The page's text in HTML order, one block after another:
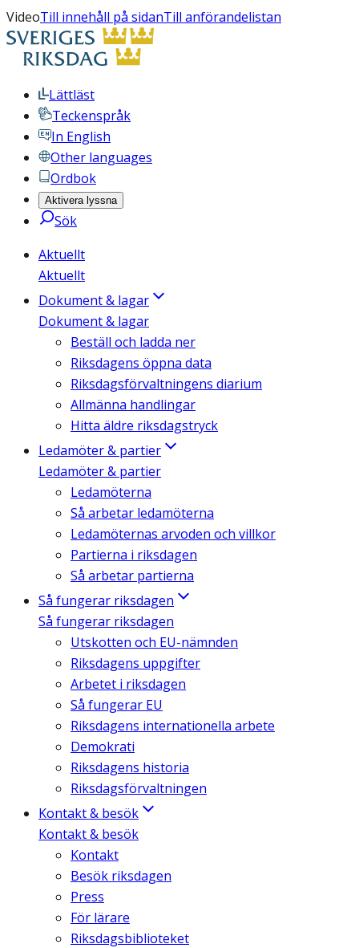
VideoTill innehåll på sidanTill anförandelistan
Lättläst
Teckenspråk
In English
Other languages
Ordbok
Aktivera lyssna
Sök
Aktuellt
Aktuellt
Dokument & lagar
Dokument & lagar
Beställ och ladda ner
Riksdagens öppna data
Riksdagsförvaltningens diarium
Allmänna handlingar
Hitta äldre riksdagstryck
Ledamöter & partier
Ledamöter & partier
Ledamöterna
Så arbetar ledamöterna
Ledamöternas arvoden och villkor
Partierna i riksdagen
Så arbetar partierna
Så fungerar riksdagen
Så fungerar riksdagen
Utskotten och EU-nämnden
Riksdagens uppgifter
Arbetet i riksdagen
Så fungerar EU
Riksdagens internationella arbete
Demokrati
Riksdagens historia
Riksdagsförvaltningen
Kontakt & besök
Kontakt & besök
Kontakt
Besök riksdagen
Press
För lärare
Riksdagsbiblioteket